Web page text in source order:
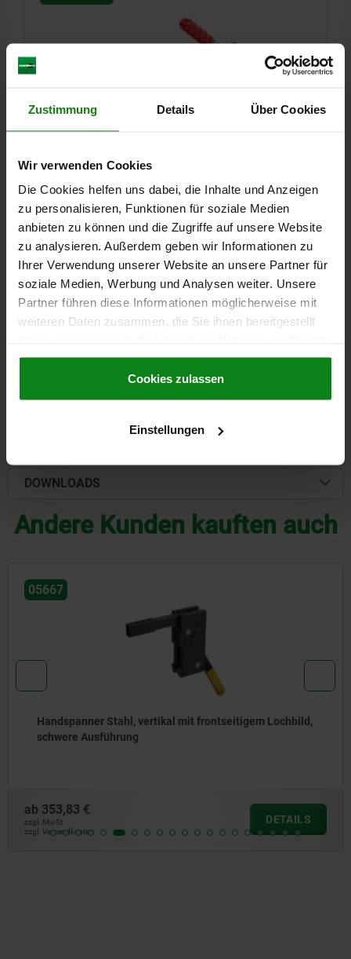
Zustimmung Details Über Cookies
Wir verwenden Cookies
Die Cookies helfen uns dabei, die Inhalte und Anzeigen
zu personalisieren, Funktionen für soziale Medien
anbieten zu können und die Zugriffe auf unsere Website
zu analysieren. Außerdem geben wir Informationen zu
Ihrer Verwendung unserer Website an unsere Partner für
soziale Medien, Werbung und Analysen weiter. Unsere
Partner führen diese Informationen möglicherweise mit
weiteren Daten zusammen, die Sie ihnen bereitgestellt
gesammelt haben.Cookie Richtlinien
Datenschutz|AGB
Cookies zulassen
Einstellungen
FORM=A LÄNGE=235,6 HALTEKRAFT F2 N=6675
A=50,8 A1=73,2 B=50,8 B1=71,4 B5=6,4 C1=44,4 D=8,3
D1=18,9 HUB S=60 L1=118,4 L2=50
M=M12X50
ÖFFNUNGSWINKEL GRIFF=183° HANDKRAFT FH N=140
SPANNKRAFT F1 N=3000
Bestellnummer:05837-24-066751
59,27 €
zzgl. MwSt.
DETAILS
DOWNLOADS
Andere Kunden kauften auch
05667
Handspanner Stahl, vertikal mit frontseitigem Lochbild,
schwere Ausführung
ab 353,83 €
zzgl. MwSt.
zzgl. Versandkosten
DETAILS